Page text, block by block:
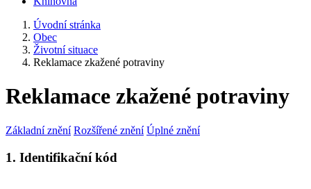
Úvodní stránka
Obec
Životní situace
Reklamace zkažené potraviny
Reklamace zkažené potraviny
Základní znění Rozšířené znění Úplné znění
1. Identifikační kód